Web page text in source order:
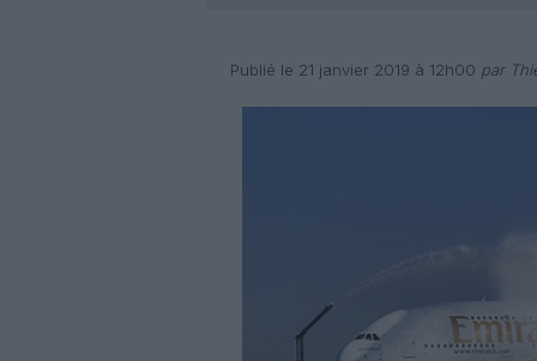
Publié le 21 janvier 2019 à 12h00 par